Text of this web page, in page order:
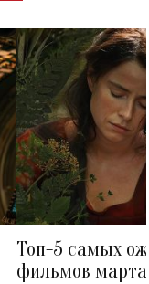
Топ-5 самых
фильмов